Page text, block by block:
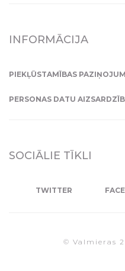
INFORMĀCIJA
PIEKĻŪSTAMĪBAS
PERSONAS DATU
SOCIĀLIE TĪKLI
TWITTER
© Valmieras